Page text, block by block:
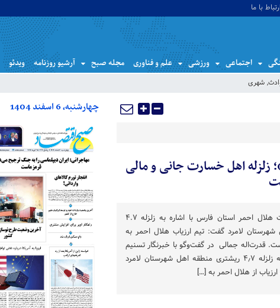
ارتباط با ما
اجتماعی ورزشی علم و فناوری مجله صبح آرشیو روزنامه ویدئو
, شهری
زلزله اهل خسارت جانی و مالی
معاون امداد و نجات هلال احمر استان فارس با اشاره به زلزله ۴.۷
لامرد گفت: تیم ارزیاب هلال احمر به
قدرت‌اله جمالی در گفت‌وگو با خبرنگار تسنیم
در شیراز، با اشاره به زلزله ۴٫۷ ریشتری منطقه اهل شهرستان لامرد
از هلال احمر به […]
چهارشنبه، 6 اسفند 1404